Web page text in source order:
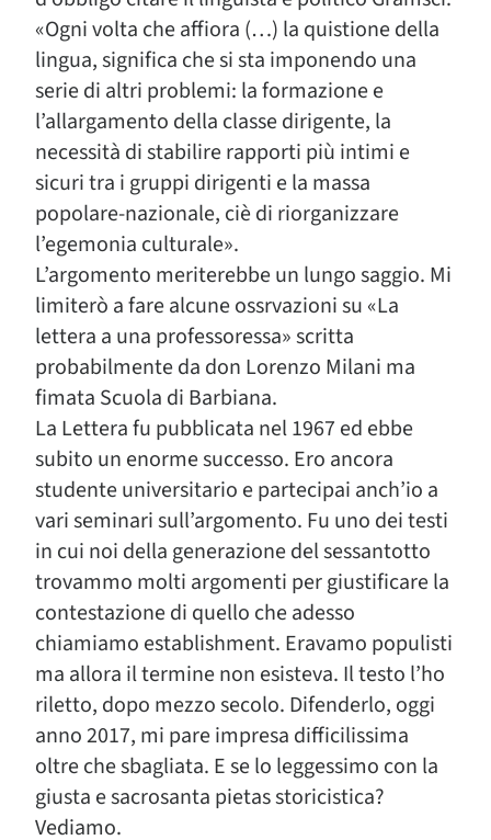
«Ogni volta che affiora (…) la quistione della
lingua, significa che si sta imponendo una
serie di altri problemi: la formazione e
l’allargamento della classe dirigente, la
necessità di stabilire rapporti più intimi e
sicuri tra i gruppi dirigenti e la massa
popolare-nazionale, ciè di riorganizzare
l’egemonia culturale».
L’argomento meriterebbe un lungo saggio. Mi
limiterò a fare alcune ossrvazioni su «La
lettera a una professoressa» scritta
probabilmente da don Lorenzo Milani ma
fimata Scuola di Barbiana.
La Lettera fu pubblicata nel 1967 ed ebbe
subito un enorme successo. Ero ancora
studente universitario e partecipai anch’io a
vari seminari sull’argomento. Fu uno dei testi
in cui noi della generazione del sessantotto
trovammo molti argomenti per giustificare la
contestazione di quello che adesso
chiamiamo establishment. Eravamo populisti
ma allora il termine non esisteva. Il testo l’ho
riletto, dopo mezzo secolo. Difenderlo, oggi
anno 2017, mi pare impresa difficilissima
oltre che sbagliata. E se lo leggessimo con la
giusta e sacrosanta pietas storicistica?
Vediamo.